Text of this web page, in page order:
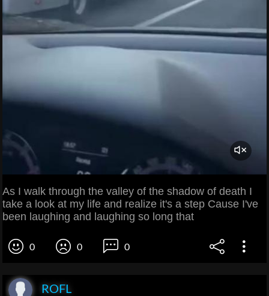
As I walk through the valley of the shadow of death I
take a look at my life and realize it's a step Cause I've
been laughing and laughing so long that
0 0 0
ROFL